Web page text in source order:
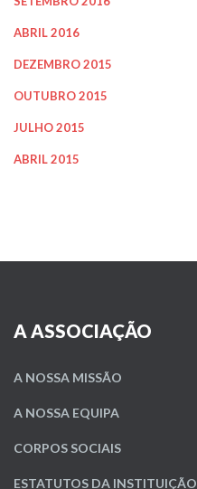
ABRIL 2016
DEZEMBRO 2015
OUTUBRO 2015
JULHO 2015
ABRIL 2015
A ASSOCIAÇÃO
A NOSSA MISSÃO
A NOSSA EQUIPA
CORPOS SOCIAIS
ESTATUTOS DA INSTITUIÇÃO